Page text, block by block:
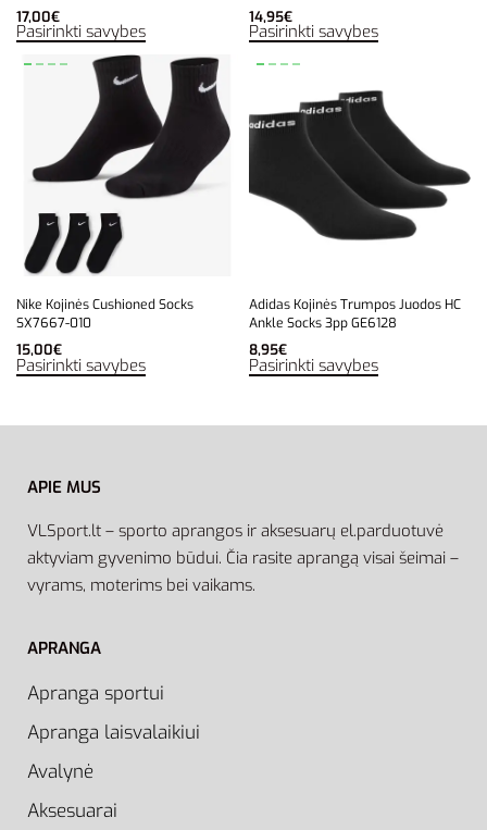
17,00€
Pasirinkti savybes
14,95€
Pasirinkti savybes
Nike Kojinės Cushioned Socks
SX7667-010
15,00€
Pasirinkti savybes
Adidas Kojinės Trumpos Juodos HC
Ankle Socks 3pp GE6128
8,95€
Pasirinkti savybes
APIE MUS
VLSport.lt – sporto aprangos ir aksesuarų el.parduotuvė
aktyviam gyvenimo būdui. Čia rasite aprangą visai šeimai –
vyrams, moterims bei vaikams.
APRANGA
Apranga sportui
Apranga laisvalaikiui
Avalynė
Aksesuarai